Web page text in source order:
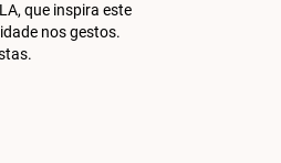
que inspira este
nos gestos.